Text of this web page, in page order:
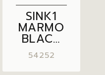
SINK1
MARMO
BLACK
40×15
54252